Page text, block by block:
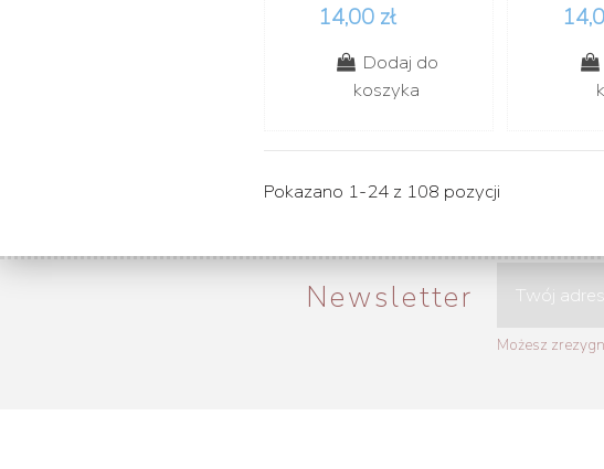
14,00 zł
Dodaj do
koszyka
Pokazano 1-24 z 108 pozycji
Newsletter
Możesz